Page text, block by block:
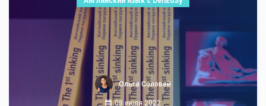
Ольга Соловей
08 июля 2022